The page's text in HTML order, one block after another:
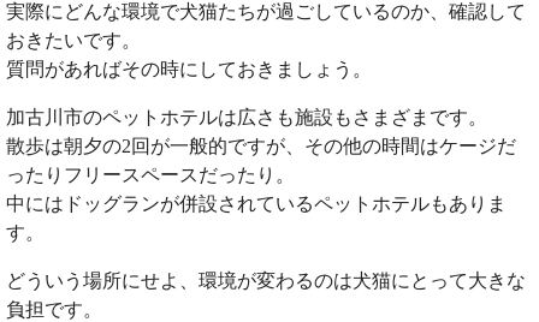
実際にどんな環境で犬猫たちが過ごしているのか、確認して
おきたいです。
質問があればその時にしておきましょう。
加古川市のペットホテルは広さも施設もさまざまです。
散歩は朝夕の2回が一般的ですが、その他の時間はケージだ
ったりフリースペースだったり。
中にはドッグランが併設されているペットホテルもありま
す。
どういう場所にせよ、環境が変わるのは犬猫にとって大きな
負担です。